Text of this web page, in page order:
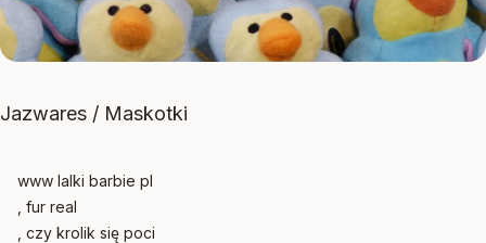
Jazwares / Maskotki
www lalki barbie pl
, fur real
, czy krolik się poci